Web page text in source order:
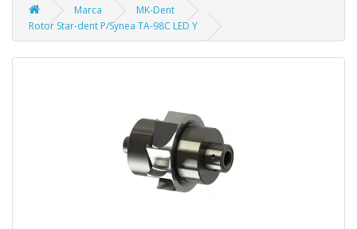
Marca
MK-Dent
Rotor Star-dent P/Synea TA-98C LED Y